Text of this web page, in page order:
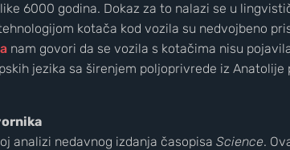
6000 godina. Dokaz za to nalazi se u
kotača kod vozila su nedvojbeno
nam govori da se vozila s kotačima nisu
jezika sa širenjem poljoprivrede iz
analizi nedavnog izdanja časopisa Science.